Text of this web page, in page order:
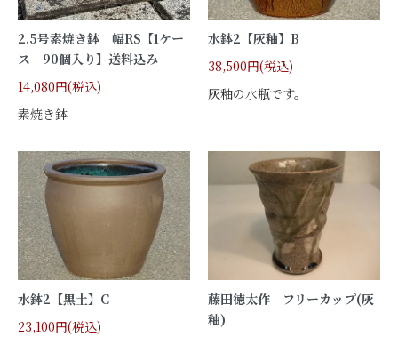
2.5号素焼き鉢 幅RS【1ケー
ス 90個入り】送料込み
14,080円(税込)
素焼き鉢
水鉢2【灰釉】B
38,500円(税込)
灰釉の水瓶です。
水鉢2【黒土】C
23,100円(税込)
藤田徳太作 フリーカップ(灰
釉)